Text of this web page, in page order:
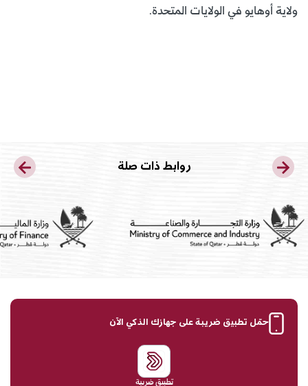
ولاية أوهايو في الولايات المتحدة.
روابط ذات صلة
حمّل تطبيق ضريبة على جهازك الذكي الآن
تطبيق ضريبة